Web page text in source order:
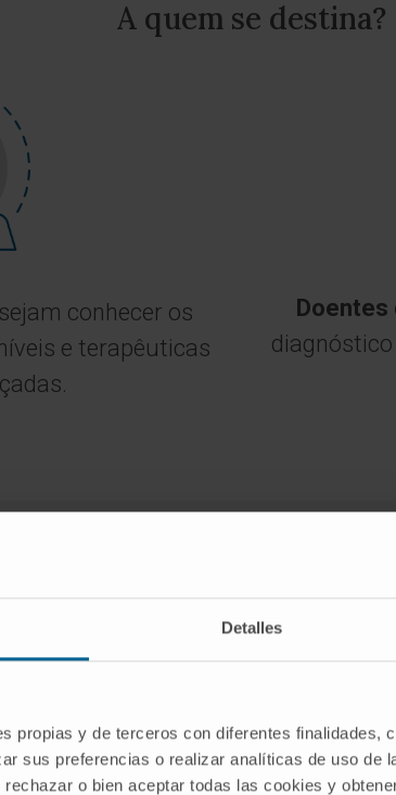
Detalles
propias y de terceros con diferentes finalidades,
sus preferencias o realizar analíticas de uso de
o bien aceptar todas las cookies y
A quem se destina?
conhecer os
e terapêuticas
Doentes
Opinião?
com a opinião médica dos nossos
no diagnóstico e no
com o objetivo de minimizar o